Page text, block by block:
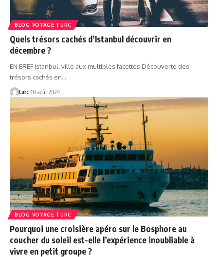
BLOG VOYAGE TURC
Quels trésors cachés d’Istanbul découvrir en
décembre ?
EN BREF Istanbul, ville aux multiples facettes Découverte des
trésors cachés en…
turc 10 août 2024
BLOG VOYAGE TURC
Pourquoi une croisière apéro sur le Bosphore au
coucher du soleil est-elle l’expérience inoubliable à
vivre en petit groupe ?